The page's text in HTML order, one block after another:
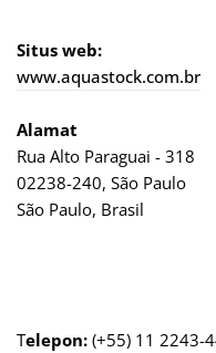
Situs web:
www.aquastock.com.br
Alamat
Rua Alto Paraguai - 318
02238-240, São Paulo
São Paulo, Brasil
Telepon: (+55) 11 2243-